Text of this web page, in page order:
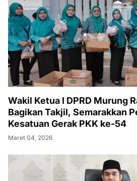
Wakil Ketua I DPRD Murung
Bagikan Takjil, Semarakkan
Kesatuan Gerak PKK ke-54
Maret 04, 2026